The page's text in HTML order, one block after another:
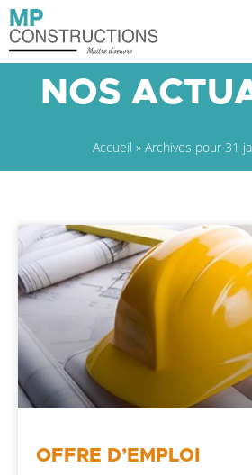
NOS
Accueil » Archives pour 31
OFFRE D’EMPLOI